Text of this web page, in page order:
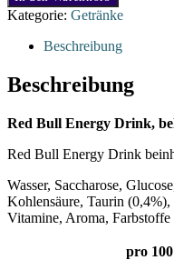
Kategorie: Getränke
Beschreibung
Beschreibung
Red Bull Energy Drink,
Red Bull Energy Drink
Wasser, Saccharose,
Kohlensäure, Taurin
Vitamine, Aroma, Farbstoffe
pro